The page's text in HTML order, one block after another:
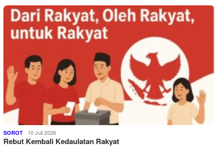
SOROT 10 Juli 2026
Rebut Kembali Kedaulatan Rakyat